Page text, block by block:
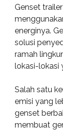
Genset
energinya.
solusi
ramah
lokasi-lokasi
Salah satu
emisi yang
genset
membuat